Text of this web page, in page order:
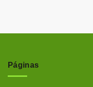
Páginas